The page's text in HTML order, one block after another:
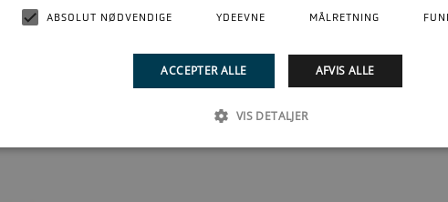
ABSOLUT NØDVENDIGE YDEEVNE MÅLRETNING
ACCEPTER ALLE AFVIS ALLE
VIS DETALJER